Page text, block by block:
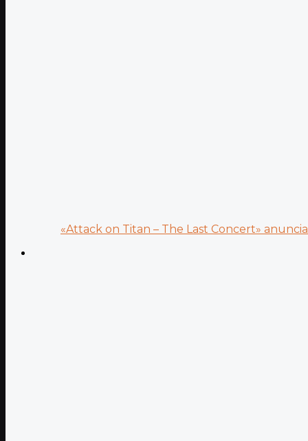
«Attack on Titan – The Last Concert»